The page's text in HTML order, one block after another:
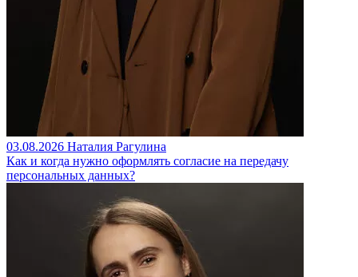
03.08.2026 Наталия Рагулина
Как и когда нужно оформлять согласие на передачу
персональных данных?